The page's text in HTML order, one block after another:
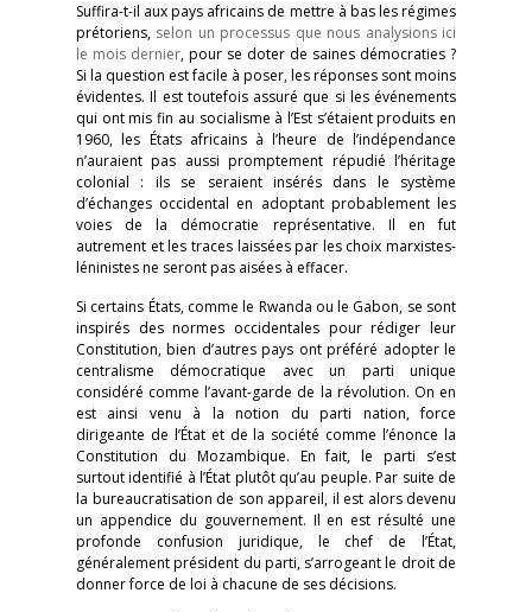
Suffira-t-il aux pays africains de mettre à bas les régimes
prétoriens, selon un processus que nous analysions ici
le mois dernier, pour se doter de saines démocraties ?
Si la question est facile à poser, les réponses sont moins
évidentes. Il est toutefois assuré que si les événements
qui ont mis fin au socialisme à l’Est s’étaient produits en
1960, les États africains à l’heure de l’indépendance
n’auraient pas aussi promptement répudié l’héritage
colonial : ils se seraient insérés dans le système
d’échanges occidental en adoptant probablement les
voies de la démocratie représentative. Il en fut
autrement et les traces laissées par les choix marxistes-
léninistes ne seront pas aisées à effacer.
Si certains États, comme le Rwanda ou le Gabon, se sont
inspirés des normes occidentales pour rédiger leur
Constitution, bien d’autres pays ont préféré adopter le
centralisme démocratique avec un parti unique
considéré comme l’avant-garde de la révolution. On en
est ainsi venu à la notion du parti nation, force
dirigeante de l’État et de la société comme l’énonce la
Constitution du Mozambique. En fait, le parti s’est
surtout identifié à l’État plutôt qu’au peuple. Par suite de
la bureaucratisation de son appareil, il est alors devenu
un appendice du gouvernement. Il en est résulté une
profonde confusion juridique, le chef de l’État,
généralement président du parti, s’arrogeant le droit de
donner force de loi à chacune de ses décisions.